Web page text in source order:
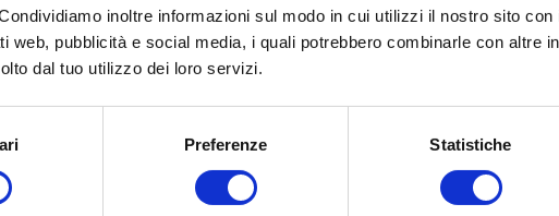
inoltre informazioni sul modo in cui utilizzi il nostro sito
web, pubblicità e social media, i quali potrebbero combinarle con altre
dal tuo utilizzo dei loro servizi.
Preferenze Statistiche
corso di Educazione Continua in Medicina che consente al personale
Nella scelta della location, oltre ai vincoli etici e ministeriali, devono
è l’occasione ideale per condividere idee ed argomenti,